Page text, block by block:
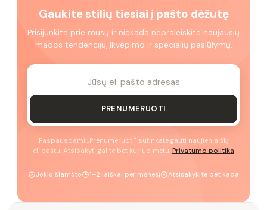
Gaukite stilių tiesiai į pašto dėžutę
Prisijunkite prie mūsų ir niekada nepraleiskite naujausių
mados tendencijų, įkvėpimo ir specialių pasiūlymų.
PRENUMERUOTI
Paspausdami „Prenumeruoti" sutinkate gauti naujienlaiškį
el. paštu. Atsisakyti galite bet kuriuo metu. Privatumo politika
Jokio šlamšto 1–2 laiškai per mėnesį Atsisakykite bet kada